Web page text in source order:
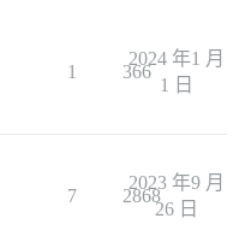
1 366
2024 年1 月
1 日
7 2868
2023 年9 月
26 日